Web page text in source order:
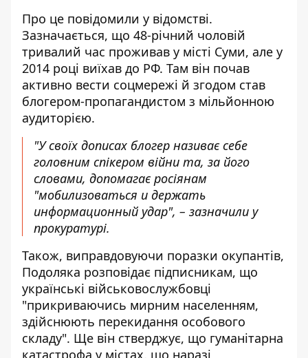
Про це повідомили у відомстві.
Зазначається, що 48-річний чоловій
тривалий час проживав у місті Суми, але у
2014 році виїхав до РФ. Там він почав
активно вести соцмережі й згодом став
блогером-пропагандистом з мільйонною
аудиторією.
"У своїх дописах блогер називає себе
головним спікером війни та, за його
словами, допомагає росіянам
"мобилизоваться и держать
информационный удар", – зазначили у
прокуратурі.
Також, виправдовуючи поразки окупантів,
Подоляка розповідає підписникам, що
українські військовослужбовці
"прикриваючись мирним населенням,
здійснюють перекидання особового
складу". Ще він стверджує, що гуманітарна
катастрофа у містах, що наразі